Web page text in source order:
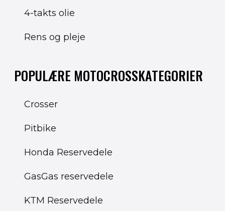
4-takts olie
Rens og pleje
POPULÆRE MOTOCROSSKATEGORIER
Crosser
Pitbike
Honda Reservedele
GasGas reservedele
KTM Reservedele